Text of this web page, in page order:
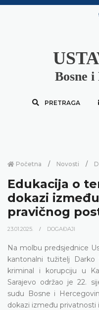
Bosne i
PRETRAGA
Početna Novosti
Edukacija o
dokazi
pravičnog
23.01.2025. DOGAĐAJI
Na molbu predsjednice
kantonalni tužitelj
kriminal i korupciju u
Sarajevo održao je 22.
sudu Bosne i
dokazi između privatnosti